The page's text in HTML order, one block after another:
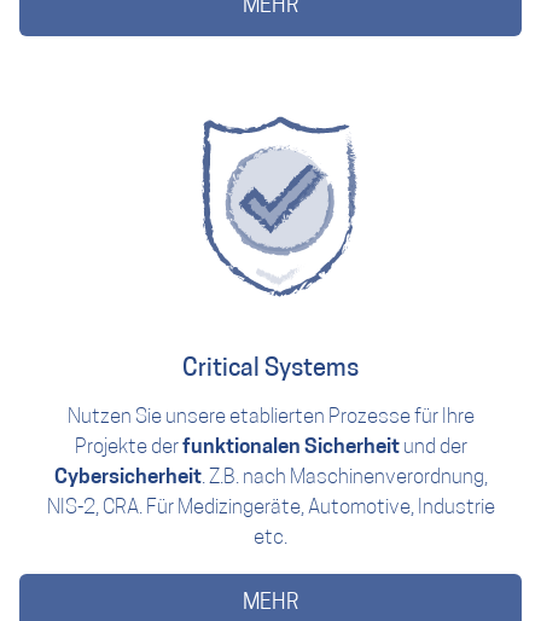
MEHR
Critical Systems
Nutzen Sie unsere etablierten Prozesse für Ihre
Projekte derfunktionalen Sicherheitund der
Cybersicherheit. Z.B. nach Maschinenverordnung,
NIS-2, CRA. Für Medizingeräte, Automotive, Industrie
etc.
MEHR